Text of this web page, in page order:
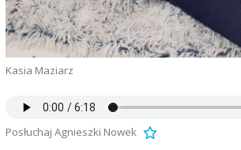
Kasia Maziarz
Posłuchaj Agnieszki Nowek